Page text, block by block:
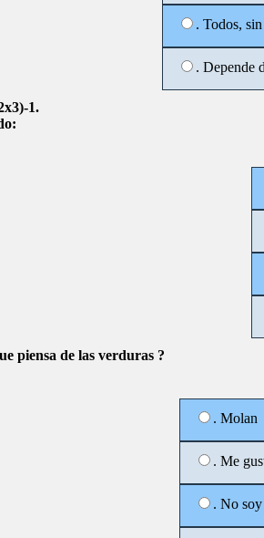
. Todos,
. Depende
1.
piensa de las verduras ?
. Molan
. Me
. No